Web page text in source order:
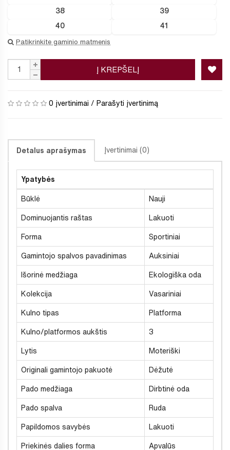
38 39
40 41
Patikrinkite gaminio matmenis
Į KREPŠELĮ
0 įvertinimai / Parašyti įvertinimą
Detalus aprašymas Įvertinimai (0)
Ypatybės
Būklė Nauji
Dominuojantis raštas Lakuoti
Forma Sportiniai
Gamintojo spalvos pavadinimas Auksiniai
Išorinė medžiaga Ekologiška oda
Kolekcija Vasariniai
Kulno tipas Platforma
Kulno/platformos aukštis 3
Lytis Moteriški
Originali gamintojo pakuotė Dėžutė
Pado medžiaga Dirbtinė oda
Pado spalva Ruda
Papildomos savybės Lakuoti
Priekinės dalies forma Apvalūs